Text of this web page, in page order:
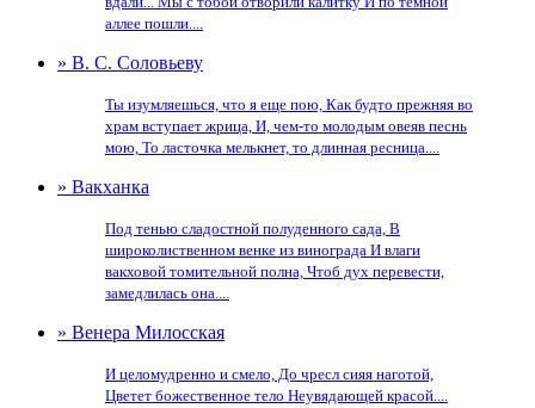
аллее пошли....
» В. С. Соловьеву
Ты изумляешься, что я еще пою, Как будто прежняя во
храм вступает жрица, И, чем-то молодым овеяв песнь
мою, То ласточка мелькнет, то длинная ресница....
» Вакханка
Под тенью сладостной полуденного сада, В
широколиственном венке из винограда И влаги
вакховой томительной полна, Чтоб дух перевести,
замедлилась она....
» Венера Милосская
И целомудренно и смело, До чресл сияя наготой,
Цветет божественное тело Неувядающей красой....